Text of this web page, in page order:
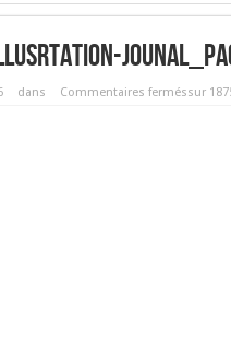
dans Commentaires ferméssur